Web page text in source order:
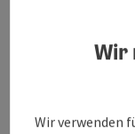
Zur Website
Wir
Wir verwenden